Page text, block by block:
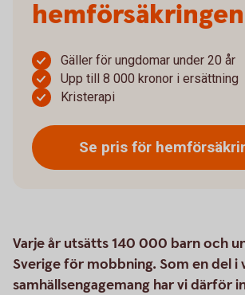
hemförsäkringen
Gäller för ungdomar under 20 år
Upp till 8 000 kronor i ersättning
Kristerapi
Se pris för
Varje år utsätts 140 000 barn och
Sverige för mobbning. Som en del i
samhällsengagemang har vi därför